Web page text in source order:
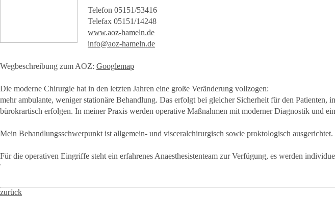
Telefon 05151/53416
Telefax 05151/14248
www.aoz-hameln.de
info@aoz-hameln.de
Wegbeschreibung zum AOZ: Googlemap
Die moderne Chirurgie hat in den letzten Jahren eine große Veränderung vollzogen:
mehr ambulante, weniger stationäre Behandlung. Das erfolgt bei gleicher Sicherheit für den
bürokrartisch erfolgen. In meiner Praxis werden operative Maßnahmen mit moderner Diagnostik und
Mein Behandlungsschwerpunkt ist allgemein- und visceralchirurgisch sowie proktologisch ausgerichtet.
Für die operativen Eingriffe steht ein erfahrenes Anaesthesistenteam zur Verfügung, es werden
zurück